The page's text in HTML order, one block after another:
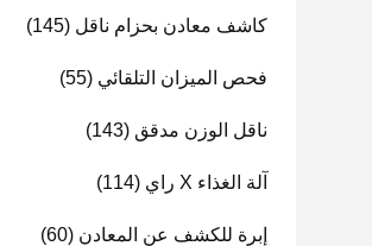
كاشف معادن بحزام ناقل (145)
فحص الميزان التلقائي (55)
ناقل الوزن مدقق (143)
آلة الغذاء X راي (114)
إبرة للكشف عن المعادن (60)